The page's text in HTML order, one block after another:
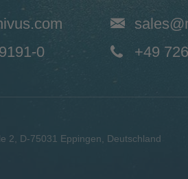
0
+49
2 D-75031 Eppingen, Deutschland